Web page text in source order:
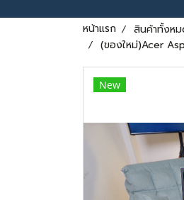
หน้าแรก สินค้าทั้งห
(ของใหม่)Acer
New